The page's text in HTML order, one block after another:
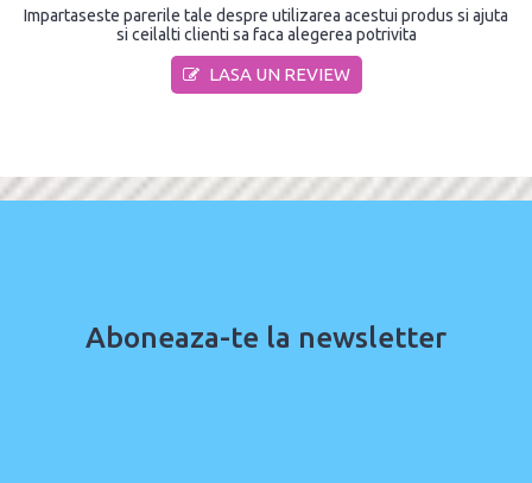
Impartaseste parerile tale despre utilizarea acestui produs si ajuta
si ceilalti clienti sa faca alegerea potrivita
LASA UN REVIEW
Aboneaza-te la newsletter